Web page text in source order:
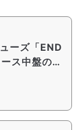
ーズ「END
ス中盤の粘
PRO